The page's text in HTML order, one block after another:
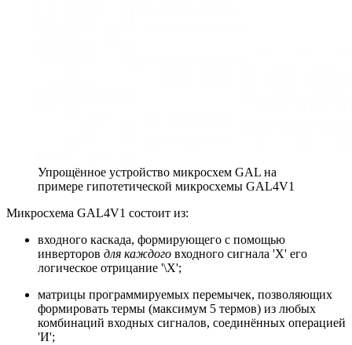
Упрощённое устройство микросхем GAL на
примере гипотетической микросхемы GAL4V1
Микросхема GAL4V1 состоит из:
входного каскада, формирующего с помощью
инверторов для каждого входного сигнала 'X' его
логическое отрицание '\X';
матрицы программируемых перемычек, позволяющих
формировать термы (максимум 5 термов) из любых
комбинаций входных сигналов, соединённых операцией
'И';